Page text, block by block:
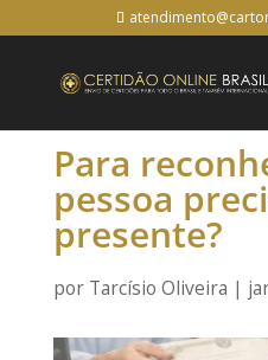
Para
pessoa
presente?
por Tarcísio Oliveira |